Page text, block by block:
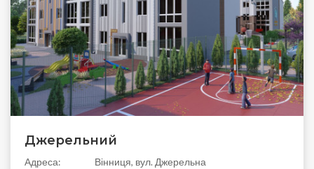
Джерельний
Адреса:
Вінниця, вул. Джерельна